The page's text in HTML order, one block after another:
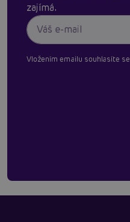
zajímá.
Vložením emailu souhlasíte se